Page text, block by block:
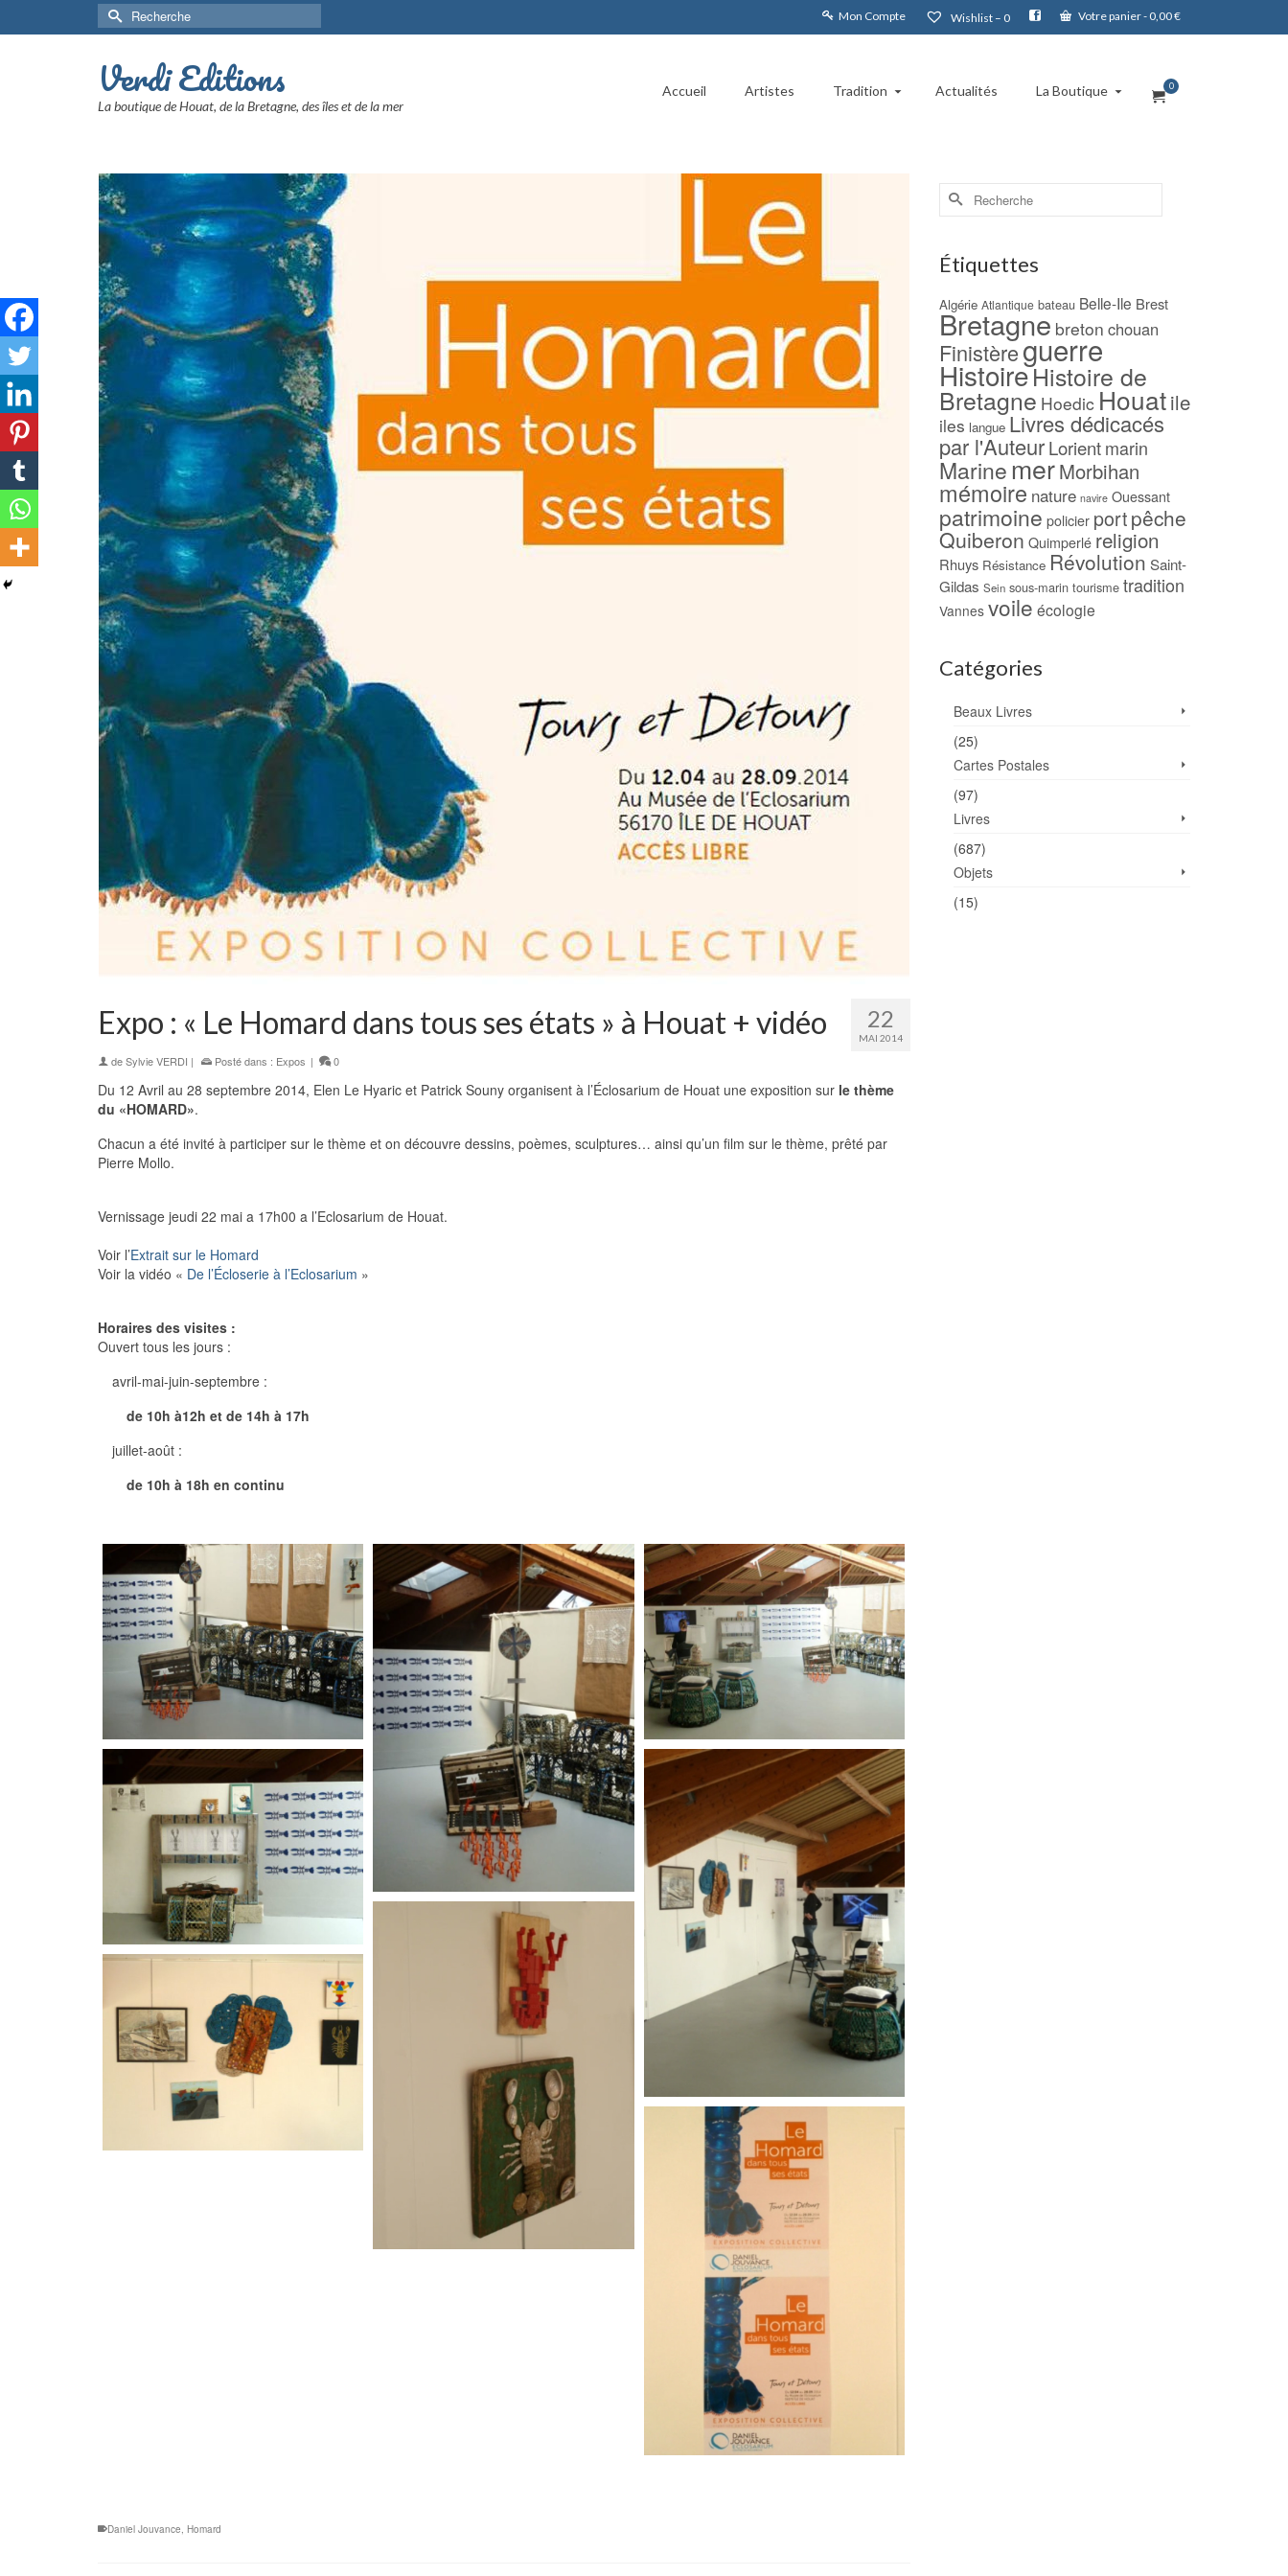
Mon Compte Wishlist – 0 Votre panier- 0,00€
Rechercher :
Verdi Editions
La boutique de Houat, de la Bretagne, des îles et de la mer
Accueil Artistes Tradition Actualités La Boutique 0
22
MAI 2014
Expo : « Le Homard dans tous ses états » à Houat + vidéo
deSylvie VERDI | Posté dans : Expos | 0
Du 12 Avril au 28 septembre 2014, Elen Le Hyaric et Patrick Souny organisent à l’Éclosarium de Houat une exposition sur le thème
du «HOMARD».
Chacun a été invité à participer sur le thème et on découvre dessins, poèmes, sculptures… ainsi qu’un film sur le thème, prêté par
Pierre Mollo.
Vernissage jeudi 22 mai a 17h00 a l’Eclosarium de Houat.
Voir l’Extrait sur le Homard
Voir la vidéo « De l’Écloserie à l’Eclosarium »
Horaires des visites :
Ouvert tous les jours :
avril-mai-juin-septembre :
de 10h à12h et de 14h à 17h
juillet-août :
de 10h à 18h en continu
Daniel Jouvance, Homard
Rechercher :
Étiquettes
Algérie Atlantique bateau Belle-Ile Brest
Bretagne breton chouan
Finistèreguerre
HistoireHistoire de
Bretagne Hoedic Houatile
iles langue Livres dédicacés
par l'Auteur Lorient marin
MarinemerMorbihan
mémoire nature navire Ouessant
patrimoine policier portpêche
Quiberon Quimperlé religion
Rhuys Résistance Révolution Saint-
Gildas Sein sous-marin tourisme tradition
Vannes voile écologie
Catégories
Beaux Livres
(25)
Cartes Postales
(97)
Livres
(687)
Objets
(15)